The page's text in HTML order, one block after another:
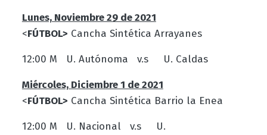
Lunes, Noviembre 29 de 2021
<FÚTBOL> Cancha Sintética Arrayanes
12:00 M U. Autónoma v.s U. Caldas
Miércoles, Diciembre 1 de 2021
<FÚTBOL> Cancha Sintética Barrio la Enea
12:00 M U. Nacional v.s U.